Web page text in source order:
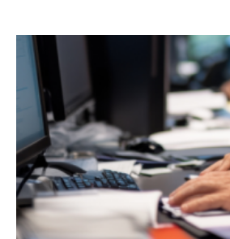
de
Bougival
Journal
officiel
Conseil
d’État
rejette
un
recours
contre
la
suspension